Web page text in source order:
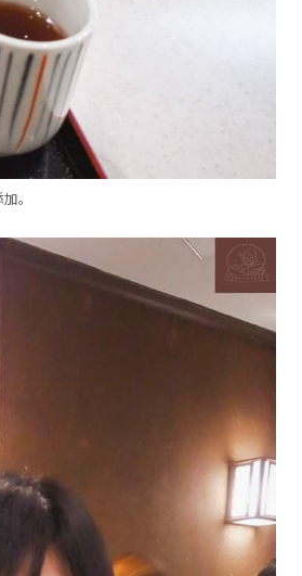
。